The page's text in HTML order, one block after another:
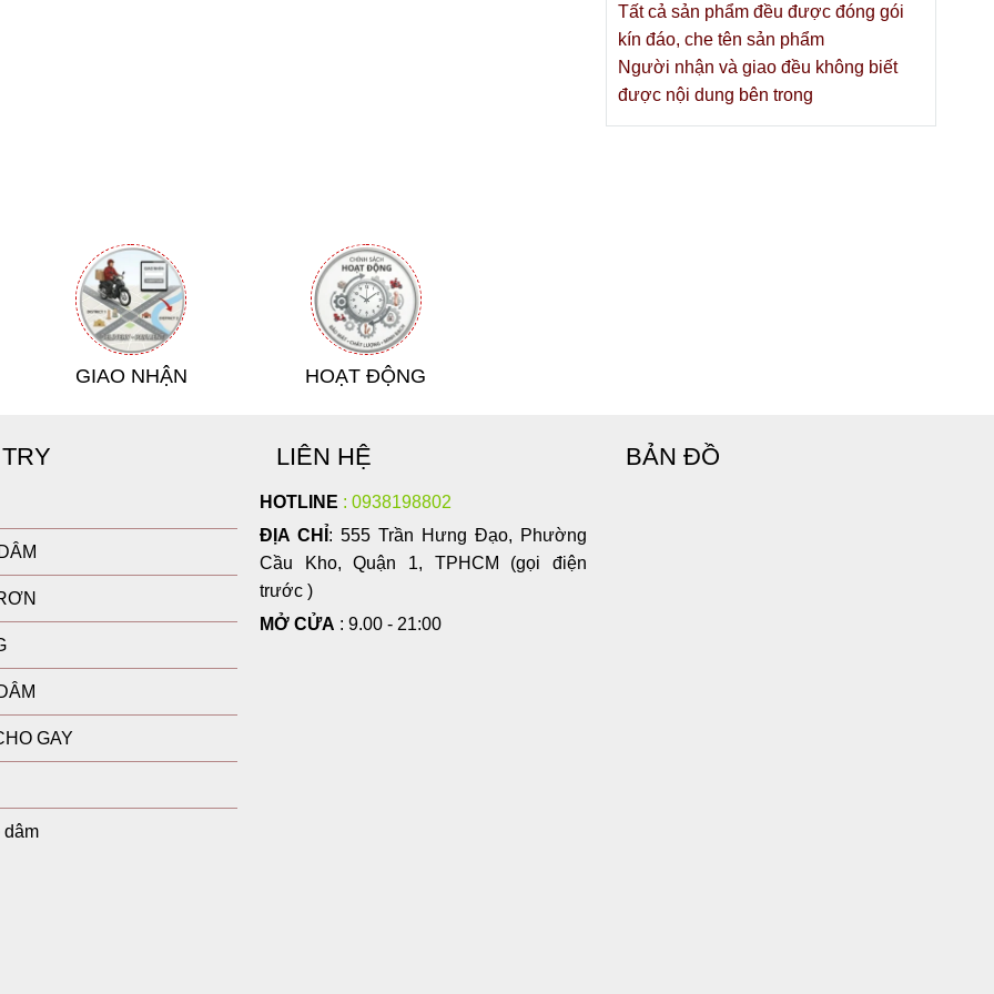
giá ưu đãi nhất hôm nay!
Tất cả sản phẩm đều được đóng gói
kín đáo, che tên sản phẩm
Người nhận và giao đều không biết
được nội dung bên trong
GIAO NHẬN HOẠT ĐỘNG
GAY
dâm
LIÊN HỆ
HOTLINE : 0938198802
ĐỊA CHỈ : 555 Trần Hưng Đạo, Phường
Cầu Kho, Quận 1, TPHCM (gọi điện
trước )
MỞ CỬA : 9.00 - 21:00
BẢN ĐỒ